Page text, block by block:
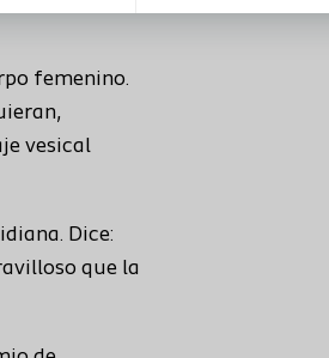
femenino.
vesical
Dice:
que la